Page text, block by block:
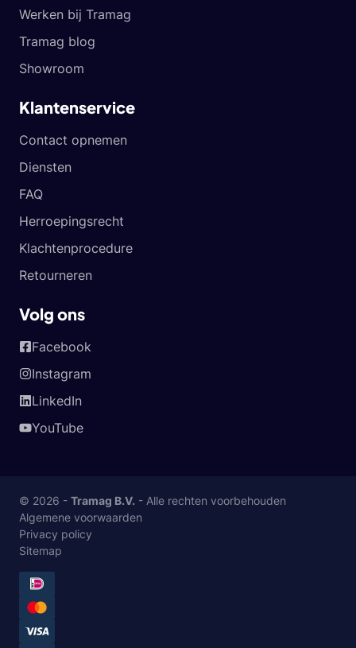
Werken bij Tramag
Tramag blog
Showroom
Klantenservice
Contact opnemen
Diensten
FAQ
Herroepingsrecht
Klachtenprocedure
Retourneren
Volg ons
Facebook
Instagram
LinkedIn
YouTube
© 2026 - Tramag B.V. - Alle rechten voorbehouden
Algemene voorwaarden
Privacy policy
Sitemap